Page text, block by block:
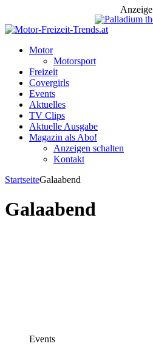
Anzeige
Motor
Motorsport
Freizeit
Covergirls
Events
Aktuelles
TV Clips
Aktuelle Ausgabe
Magazin als Abo!
Anzeigen schalten
Kontakt
StartseiteGalaabend
Galaabend
Events